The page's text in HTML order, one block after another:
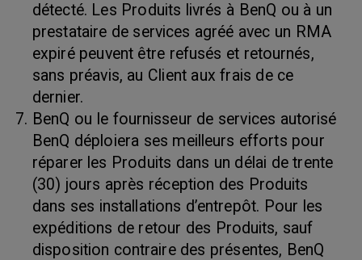
détecté. Les Produits livrés à BenQ ou à un
prestataire de services agréé avec un RMA
expiré peuvent être refusés et retournés,
sans préavis, au Client aux frais de ce
dernier.
BenQ ou le fournisseur de services autorisé
BenQ déploiera ses meilleurs efforts pour
réparer les Produits dans un délai de trente
(30) jours après réception des Produits
dans ses installations d’entrepôt. Pour les
expéditions de retour des Produits, sauf
disposition contraire des présentes, BenQ